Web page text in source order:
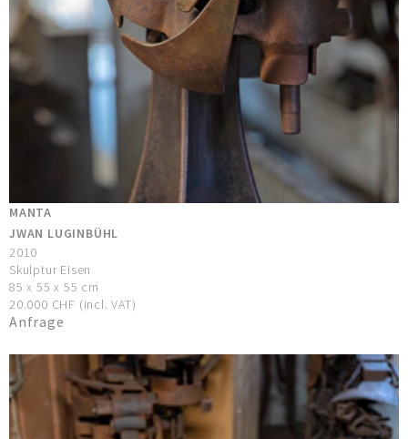
MANTA
JWAN LUGINBÜHL
2010
Skulptur Eisen
85 x 55 x 55 cm
20.000 CHF (incl. VAT)
Anfrage